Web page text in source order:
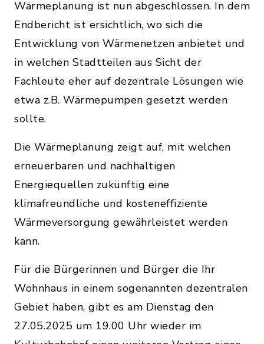
Wärmeplanung ist nun abgeschlossen. In dem
Endbericht ist ersichtlich, wo sich die
Entwicklung von Wärmenetzen anbietet und
in welchen Stadtteilen aus Sicht der
Fachleute eher auf dezentrale Lösungen wie
etwa z.B. Wärmepumpen gesetzt werden
sollte.
Die Wärmeplanung zeigt auf, mit welchen
erneuerbaren und nachhaltigen
Energiequellen zukünftig eine
klimafreundliche und kosteneffiziente
Wärmeversorgung gewährleistet werden
kann.
Für die Bürgerinnen und Bürger die Ihr
Wohnhaus in einem sogenannten dezentralen
Gebiet haben, gibt es am Dienstag den
27.05.2025 um 19.00 Uhr wieder im